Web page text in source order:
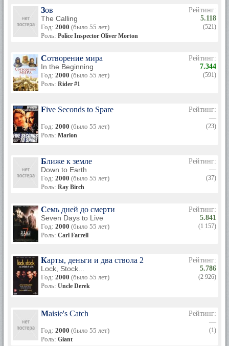
Зов
The Calling
Год: 2000 (было 55 лет)
Роль: Police Inspector Oliver Morton
Рейтинг:
5.118
(521)
Сотворение мира
In the Beginning
Год: 2000 (было 55 лет)
Роль: Rider #1
Рейтинг:
7.344
(591)
Five Seconds to Spare
Год: 2000 (было 55 лет)
Роль: Marlon
Рейтинг:
—
(23)
Ближе к земле
Down to Earth
Год: 2000 (было 55 лет)
Роль: Ray Birch
Рейтинг:
—
(37)
Семь дней до смерти
Seven Days to Live
Год: 2000 (было 55 лет)
Роль: Carl Farrell
Рейтинг:
5.841
(1 157)
Карты, деньги и два ствола 2
Lock, Stock...
Год: 2000 (было 55 лет)
Роль: Uncle Derek
Рейтинг:
5.786
(2 926)
Maisie's Catch
Год: 2000 (было 55 лет)
Роль: Giant
Рейтинг:
—
(1)